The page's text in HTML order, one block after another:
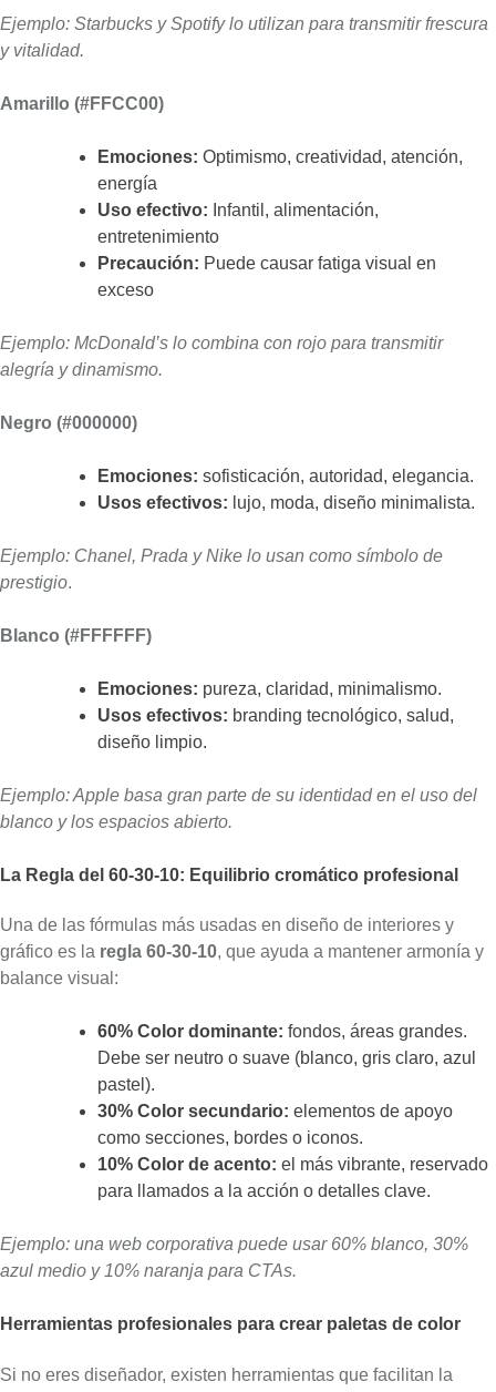
Ejemplo: Starbucks y Spotify lo utilizan para transmitir frescura
y vitalidad.
Amarillo (#FFCC00)
Emociones: Optimismo, creatividad, atención,
energía
Uso efectivo: Infantil, alimentación,
entretenimiento
Precaución: Puede causar fatiga visual en
exceso
Ejemplo: McDonald’s lo combina con rojo para transmitir
alegría y dinamismo.
Negro (#000000)
Emociones: sofisticación, autoridad, elegancia.
Usos efectivos: lujo, moda, diseño minimalista.
Ejemplo: Chanel, Prada y Nike lo usan como símbolo de
prestigio.
Blanco (#FFFFFF)
Emociones: pureza, claridad, minimalismo.
Usos efectivos: branding tecnológico, salud,
diseño limpio.
Ejemplo: Apple basa gran parte de su identidad en el uso del
blanco y los espacios abierto.
La Regla del 60-30-10: Equilibrio cromático profesional
Una de las fórmulas más usadas en diseño de interiores y
gráfico es la regla 60-30-10, que ayuda a mantener armonía y
balance visual:
60% Color dominante: fondos, áreas grandes.
Debe ser neutro o suave (blanco, gris claro, azul
pastel).
30% Color secundario: elementos de apoyo
como secciones, bordes o iconos.
10% Color de acento: el más vibrante, reservado
para llamados a la acción o detalles clave.
Ejemplo: una web corporativa puede usar 60% blanco, 30%
azul medio y 10% naranja para CTAs.
Herramientas profesionales para crear paletas de color
Si no eres diseñador, existen herramientas que facilitan la